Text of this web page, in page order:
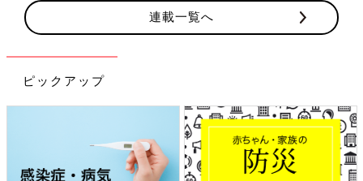
連載一覧へ
ピックアップ